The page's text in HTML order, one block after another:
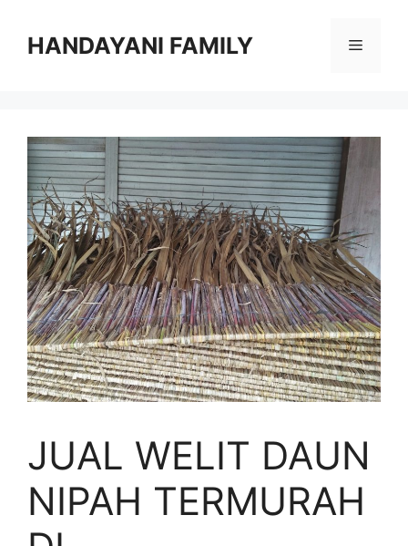
HANDAYANI FAMILY Menu
JUAL WELIT DAUN
NIPAH TERMURAH